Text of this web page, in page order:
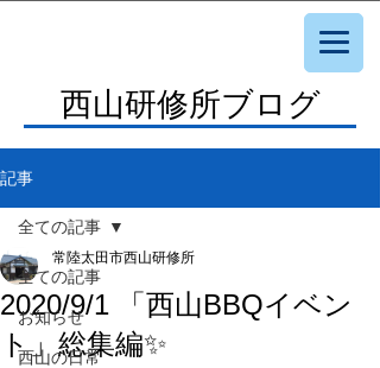
西山研修所ブログ
記事
全ての記事
お知らせ
西山の日常
全ての記事
2020/9/1 「西山BBQイベン
ト」総集編✨
常陸太田市西山研修所